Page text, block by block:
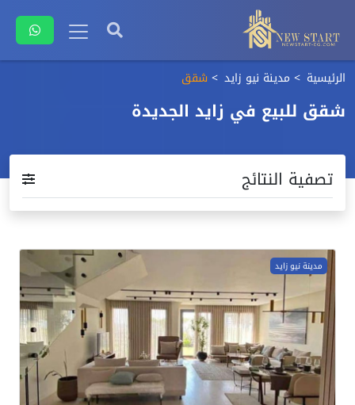
الرئيسية مدينة نيو زايد شقق
شقق للبيع في زايد الجديدة
تصفية النتائج
مدينة نيو زايد